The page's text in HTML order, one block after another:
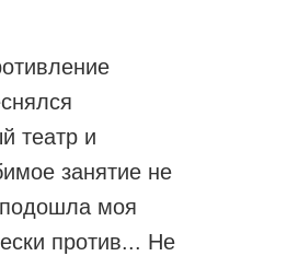
театр и
занятие не
моя
против... Не